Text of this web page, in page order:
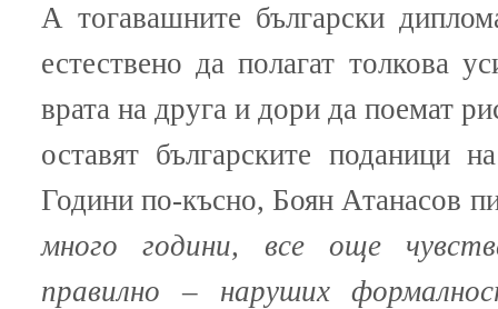
А тогавашните български
естествено да полагат толкова
врата на друга и дори да поемат
оставят българските поданици
Години по-късно, Боян Атанасов
много години, все още
правилно – наруших